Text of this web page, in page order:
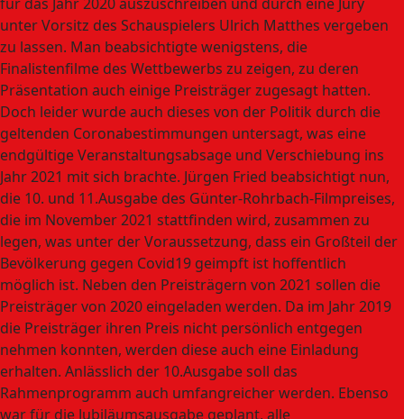
unter Vorsitz des Schauspielers Ulrich Matthes vergeben
zu lassen. Man beabsichtigte wenigstens, die
Finalistenfilme des Wettbewerbs zu zeigen, zu deren
Präsentation auch einige Preisträger zugesagt hatten.
Doch leider wurde auch dieses von der Politik durch die
geltenden Coronabestimmungen untersagt, was eine
endgültige Veranstaltungsabsage und Verschiebung ins
Jahr 2021 mit sich brachte. Jürgen Fried beabsichtigt nun,
die 10. und 11.Ausgabe des Günter-Rohrbach-Filmpreises,
die im November 2021 stattfinden wird, zusammen zu
legen, was unter der Voraussetzung, dass ein Großteil der
Bevölkerung gegen Covid19 geimpft ist hoffentlich
möglich ist. Neben den Preisträgern von 2021 sollen die
Preisträger von 2020 eingeladen werden. Da im Jahr 2019
die Preisträger ihren Preis nicht persönlich entgegen
nehmen konnten, werden diese auch eine Einladung
erhalten. Anlässlich der 10.Ausgabe soll das
Rahmenprogramm auch umfangreicher werden. Ebenso
war für die Jubiläumsausgabe geplant, alle